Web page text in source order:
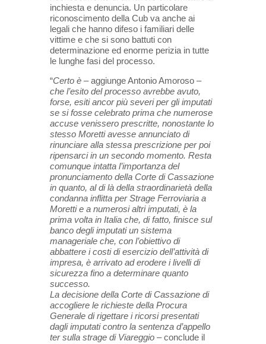
inchiesta e denuncia. Un particolare
riconoscimento della Cub va anche ai
legali che hanno difeso i familiari delle
vittime e che si sono battuti con
determinazione ed enorme perizia in tutte
le lunghe fasi del processo.
“Certo è – aggiunge Antonio Amoroso –
che l’esito del processo avrebbe avuto,
forse, esiti ancor più severi per gli imputati
se si fosse celebrato prima che numerose
accuse venissero prescritte, nonostante lo
stesso Moretti avesse annunciato di
rinunciare alla stessa prescrizione per poi
ripensarci in un secondo momento. Resta
comunque intatta l’importanza del
pronunciamento della Corte di Cassazione
in quanto, al di là della straordinarietà della
condanna inflitta per Strage Ferroviaria a
Moretti e a numerosi altri imputati, è la
prima volta in Italia che, di fatto, finisce sul
banco degli imputati un sistema
manageriale che, con l’obiettivo di
abbattere i costi di esercizio dell’attività di
impresa, è arrivato ad erodere i livelli di
sicurezza fino a determinare quanto
successo.
La decisione della Corte di Cassazione di
accogliere le richieste della Procura
Generale di rigettare i ricorsi presentati
dagli imputati contro la sentenza d’appello
ter sulla strage di Viareggio – conclude il